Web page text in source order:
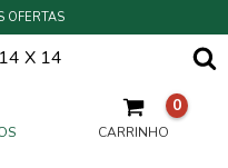
OFERTAS
X 14
CARRINHO
0